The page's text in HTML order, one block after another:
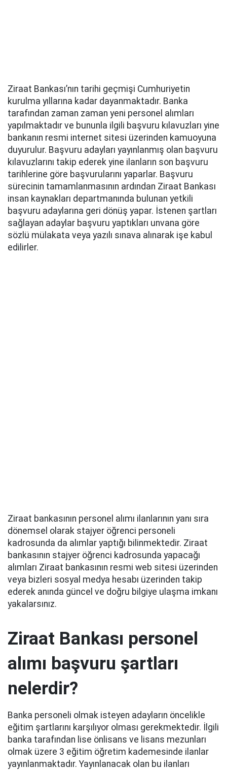
Ziraat Bankası’nın tarihi geçmişi Cumhuriyetin
kurulma yıllarına kadar dayanmaktadır. Banka
tarafından zaman zaman yeni personel alımları
yapılmaktadır ve bununla ilgili başvuru kılavuzları yine
bankanın resmi internet sitesi üzerinden kamuoyuna
duyurulur. Başvuru adayları yayınlanmış olan başvuru
kılavuzlarını takip ederek yine ilanların son başvuru
tarihlerine göre başvurularını yaparlar. Başvuru
sürecinin tamamlanmasının ardından Ziraat Bankası
insan kaynakları departmanında bulunan yetkili
başvuru adaylarına geri dönüş yapar. İstenen şartları
sağlayan adaylar başvuru yaptıkları unvana göre
sözlü mülakata veya yazılı sınava alınarak işe kabul
edilirler.
Ziraat bankasının personel alımı ilanlarının yanı sıra
dönemsel olarak stajyer öğrenci personeli
kadrosunda da alımlar yaptığı bilinmektedir. Ziraat
bankasının stajyer öğrenci kadrosunda yapacağı
alımları Ziraat bankasının resmi web sitesi üzerinden
veya bizleri sosyal medya hesabı üzerinden takip
ederek anında güncel ve doğru bilgiye ulaşma imkanı
yakalarsınız.
Ziraat Bankası personel
alımı başvuru şartları
nelerdir?
Banka personeli olmak isteyen adayların öncelikle
eğitim şartlarını karşılıyor olması gerekmektedir. İlgili
banka tarafından lise önlisans ve lisans mezunları
olmak üzere 3 eğitim öğretim kademesinde ilanlar
yayınlanmaktadır. Yayınlanacak olan bu ilanları